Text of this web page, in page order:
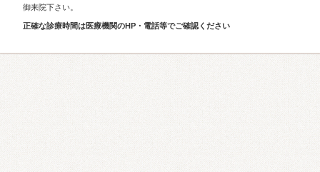
御来院下さい。
正確な診療時間は医療機関のHP・電話等でご確認ください